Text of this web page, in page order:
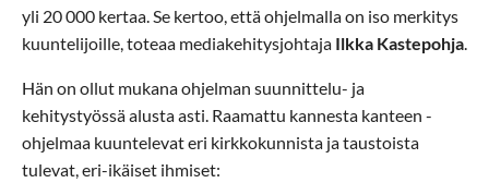
yli 20 000 kertaa. Se kertoo, että ohjelmalla on iso merkitys
kuuntelijoille, toteaa mediakehitysjohtaja Ilkka Kastepohja
Hän on ollut mukana ohjelman suunnittelu- ja
kehitystyössä alusta asti. Raamattu kannesta kanteen -
ohjelmaa kuuntelevat eri kirkkokunnista ja taustoista
tulevat, eri-ikäiset ihmiset: